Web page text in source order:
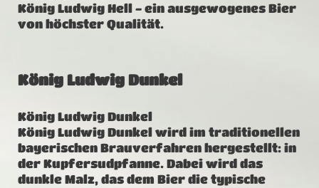
König Ludwig Hell - ein ausgewogenes Bier
von höchster Qualität.
König Ludwig Dunkel
König Ludwig Dunkel
König Ludwig Dunkel wird im traditionellen
bayerischen Brauverfahren hergestellt: in
der Kupfersudpfanne. Dabei wird das
dunkle Malz, das dem Bier die typische